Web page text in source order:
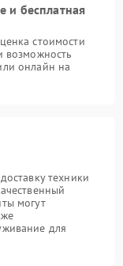
и бесплатная
стоимости
возможность
онлайн на
техники
могут
для